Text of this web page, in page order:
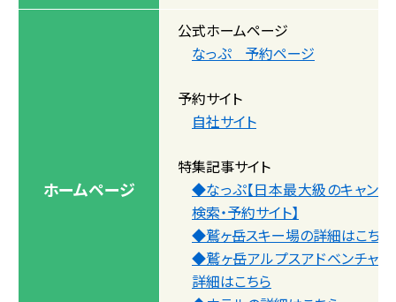
ホームページ
公式ホームページ
なっぷ 予約ページ
予約サイト
自社サイト
特集記事サイト
◆なっぷ【日本最大級のキャン
検索・予約サイト】
◆鷲ヶ岳スキー場の詳細はこちら
◆鷲ヶ岳アルプスアドベンチャ
詳細はこちら